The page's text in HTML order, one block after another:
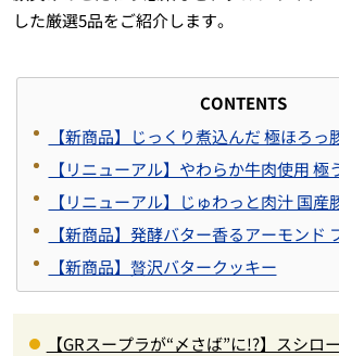
した厳選5品をご紹介します。
CONTENTS
【新商品】じっくり煮込んだ 極ほろっ
【リニューアル】やわらか牛肉使用 極
【リニューアル】じゅわっと肉汁 国産
【新商品】発酵バター香るアーモンド
【新商品】贅沢バタークッキー
【GRスープラが“〆さば”に!?】スシロ